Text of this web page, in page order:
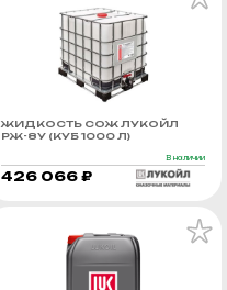
ЖИДКОСТЬ СОЖ ЛУКОЙЛ
РЖ-8У (КУБ 1000 Л)
В наличии
426 066 ₽